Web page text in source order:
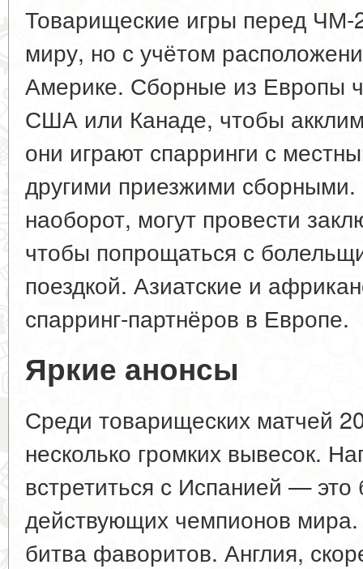
Товарищеские игры перед ЧМ-
миру, но с учётом
Америке. Сборные из Европы
США или Канаде, чтобы
они играют спарринги с
другими приезжими
наоборот, могут провести
чтобы попрощаться с
поездкой. Азиатские и
спарринг-партнёров в Европе.
Яркие анонсы
Среди товарищеских матчей
несколько громких вывесок.
встретиться с Испанией — это
действующих чемпионов
битва фаворитов. Англия,